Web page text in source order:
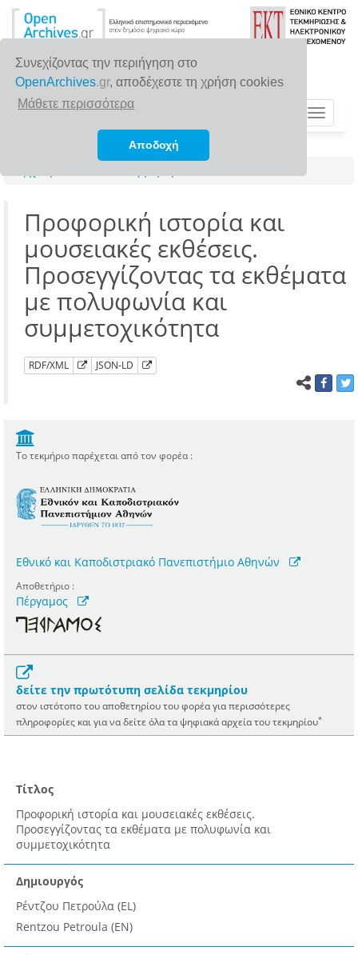
Συνεχίζοντας την περιήγηση στο
OpenArchives.gr, αποδέχεστε τη χρήση cookies
Μάθετε περισσότερα
Αποδοχή
Toggle
Προφορική ιστορία και
μουσειακές εκθέσεις.
Προσεγγίζοντας τα εκθέματα
με πολυφωνία και
συμμετοχικότητα
RDF/XML JSON-LD
Το τεκμήριο παρέχεται από τον φορέα :
Εθνικό και Καποδιστριακό Πανεπιστήμιο Αθηνών
Αποθετήριο :
Πέργαμος
δείτε την πρωτότυπη σελίδα τεκμηρίου
στον ιστότοπο του αποθετηρίου του φορέα για περισσότερες
πληροφορίες και για να δείτε όλα τα ψηφιακά αρχεία του τεκμηρίου*
Τίτλος
Προφορική ιστορία και μουσειακές εκθέσεις.
Προσεγγίζοντας τα εκθέματα με πολυφωνία και
συμμετοχικότητα
Δημιουργός
Ρέντζου Πετρούλα (EL)
Rentzou Petroula (EN)